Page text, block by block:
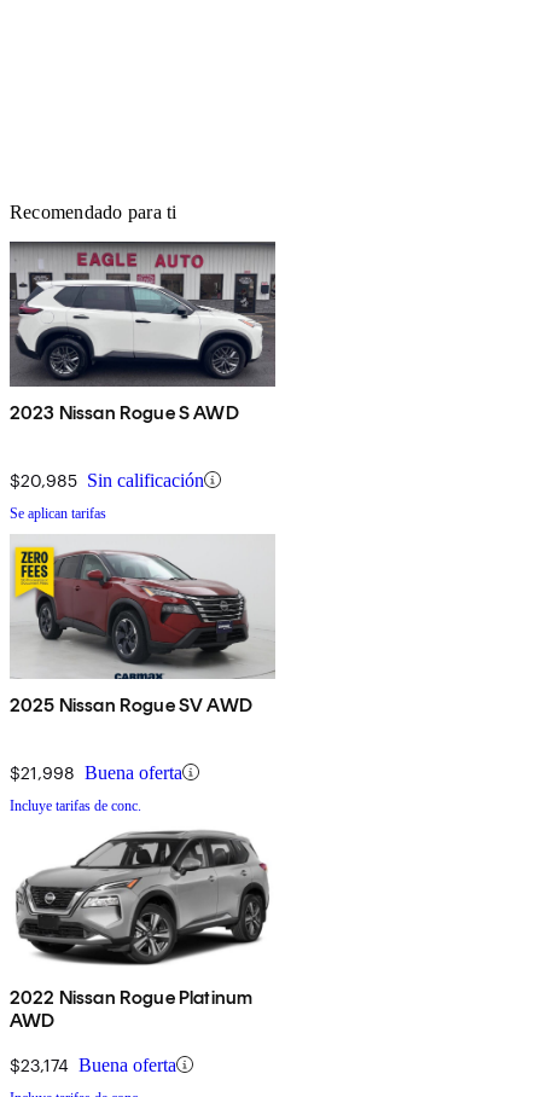
Recomendado para ti
2023 Nissan Rogue S AWD
$20,985 Sin calificación
Se aplican tarifas
2025 Nissan Rogue SV AWD
$21,998 Buena oferta
Incluye tarifas de conc.
2022 Nissan Rogue Platinum
AWD
$23,174 Buena oferta